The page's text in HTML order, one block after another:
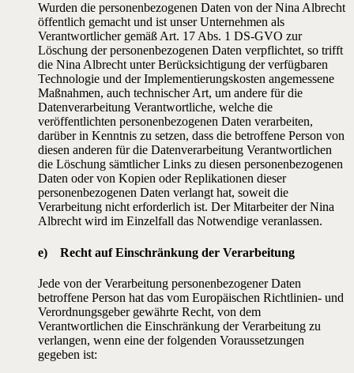
Wurden die personenbezogenen Daten von der Nina Albrecht
öffentlich gemacht und ist unser Unternehmen als
Verantwortlicher gemäß Art. 17 Abs. 1 DS-GVO zur
Löschung der personenbezogenen Daten verpflichtet, so trifft
die Nina Albrecht unter Berücksichtigung der verfügbaren
Technologie und der Implementierungskosten angemessene
Maßnahmen, auch technischer Art, um andere für die
Datenverarbeitung Verantwortliche, welche die
veröffentlichten personenbezogenen Daten verarbeiten,
darüber in Kenntnis zu setzen, dass die betroffene Person von
diesen anderen für die Datenverarbeitung Verantwortlichen
die Löschung sämtlicher Links zu diesen personenbezogenen
Daten oder von Kopien oder Replikationen dieser
personenbezogenen Daten verlangt hat, soweit die
Verarbeitung nicht erforderlich ist. Der Mitarbeiter der Nina
Albrecht wird im Einzelfall das Notwendige veranlassen.
e) Recht auf Einschränkung der Verarbeitung
Jede von der Verarbeitung personenbezogener Daten
betroffene Person hat das vom Europäischen Richtlinien- und
Verordnungsgeber gewährte Recht, von dem
Verantwortlichen die Einschränkung der Verarbeitung zu
verlangen, wenn eine der folgenden Voraussetzungen
gegeben ist: